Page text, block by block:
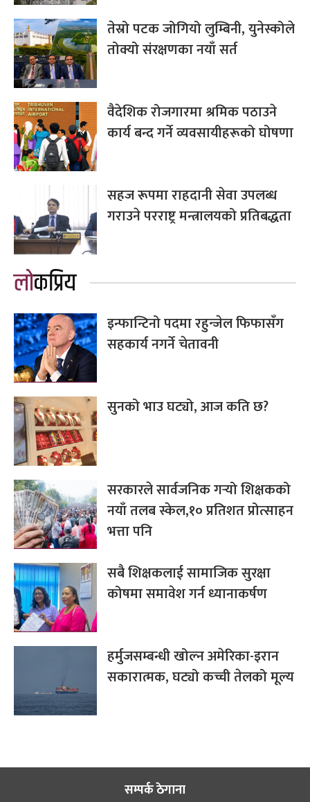
तेस्रो पटक जोगियो लुम्बिनी, युनेस्कोले
तोक्यो संरक्षणका नयाँ सर्त
वैदेशिक रोजगारमा श्रमिक पठाउने
कार्य बन्द गर्ने व्यवसायीहरूको घोषणा
सहज रूपमा राहदानी सेवा उपलब्ध
गराउने परराष्ट्र मन्त्रालयको प्रतिबद्धता
लोकप्रिय
इन्फान्टिनो पदमा रहुन्जेल फिफासँग
सहकार्य नगर्ने चेतावनी
सुनको भाउ घट्यो, आज कति छ?
सरकारले सार्वजनिक गर्‍यो शिक्षकको
नयाँ तलब स्केल,१० प्रतिशत प्रोत्साहन
भत्ता पनि
सबै शिक्षकलाई सामाजिक सुरक्षा
कोषमा समावेश गर्न ध्यानाकर्षण
हर्मुजसम्बन्धी खोल्न अमेरिका-इरान
सकारात्मक, घट्यो कच्ची तेलको मूल्य
सम्पर्क ठेगाना